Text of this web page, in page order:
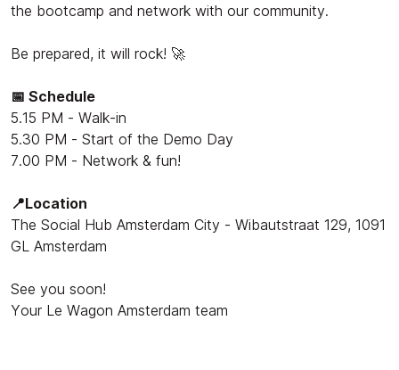
the bootcamp and network with our community.
Be prepared, it will rock! 🚀
📅 Schedule
5.15 PM - Walk-in
5.30 PM - Start of the Demo Day
7.00 PM - Network & fun!
📍Location
The Social Hub Amsterdam City - Wibautstraat 129, 1091
GL Amsterdam
See you soon!
Your Le Wagon Amsterdam team